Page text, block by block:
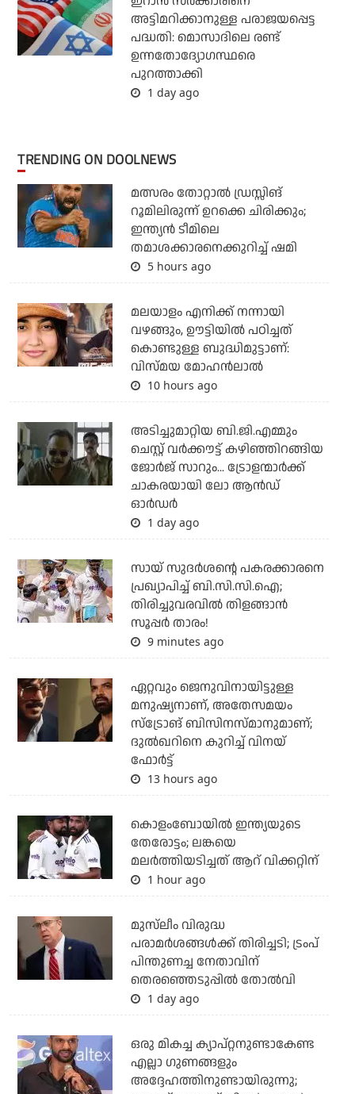
അട്ടിമറിക്കാനുള്ള പരാജയപ്പെട്ട
പദ്ധതി: മൊസാദിലെ രണ്ട്
ഉന്നതോദ്യോഗസ്ഥരെ
പുറത്താക്കി
1 day ago
TRENDING ON DOOLNEWS
മത്സരം തോറ്റാല്‍ ഡ്രസ്സിങ്
റൂമിലിരുന്ന് ഉറക്കെ ചിരിക്കും;
ഇന്ത്യന്‍ ടീമിലെ
തമാശക്കാരനെക്കുറിച്ച് ഷമി
5 hours ago
മലയാളം എനിക്ക് നന്നായി
വഴങ്ങും, ഊട്ടിയില്‍ പഠിച്ചത്
കൊണ്ടുള്ള ബുദ്ധിമുട്ടാണ്:
വിസ്മയ മോഹന്‍ലാല്‍
10 hours ago
അടിച്ചുമാറ്റിയ ബി.ജി.എമ്മും
ചെസ്റ്റ് വര്‍ക്കൗട്ട് കഴിഞ്ഞിറങ്ങിയ
ജോര്‍ജ് സാറും... ട്രോളന്മാര്‍ക്ക്
ചാകരയായി ലോ ആന്‍ഡ്
ഓര്‍ഡര്‍
1 day ago
സായ് സുദര്‍ശന്റെ പകരക്കാരനെ
പ്രഖ്യാപിച്ച് ബി.സി.സി.ഐ;
തിരിച്ചുവരവില്‍ തിളങ്ങാന്‍
സൂപ്പര്‍ താരം!
9 minutes ago
ഏറ്റവും ജെനുവിനായിട്ടുള്ള
മനുഷ്യനാണ്, അതേസമയം
സ്‌ട്രോങ് ബിസിനസ്മാനുമാണ്;
ദുല്‍ഖറിനെ കുറിച്ച് വിനയ്
ഫോര്‍ട്ട്
13 hours ago
കൊളംബോയില്‍ ഇന്ത്യയുടെ
തേരോട്ടം; ലങ്കയെ
മലര്‍ത്തിയടിച്ചത് ആറ് വിക്കറ്റിന്
1 hour ago
മുസ്‌ലീം വിരുദ്ധ
പരാമര്‍ശങ്ങള്‍ക്ക് തിരിച്ചടി; ട്രംപ്
പിന്തുണച്ച നേതാവിന്
തെരഞ്ഞെടുപ്പില്‍ തോല്‍വി
1 day ago
ഒരു മികച്ച ക്യാപ്റ്റനുണ്ടാകേണ്ട
എല്ലാ ഗുണങ്ങളും
അദ്ദേഹത്തിനുണ്ടായിരുന്നു;